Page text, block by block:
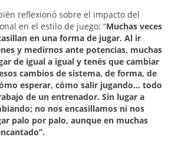
reflexionó sobre el impacto del
en el estilo de juego: “Muchas veces
en una forma de jugar. Al ir
y medirnos ante potencias, muchas
de igual a igual y tenés que cambiar
cambios de sistema, de forma, de
esperar, cómo salir jugando… todo
de un entrenador. Sin lugar a
no nos encasillamos ni nos
palo por palo, aunque en muchas